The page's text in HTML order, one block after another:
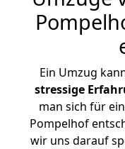
Ein Umzug
stressige
man sich für
Pompelhof
wir uns darauf